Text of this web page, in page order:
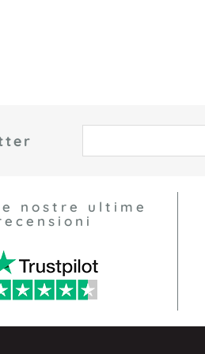
nostre ultime